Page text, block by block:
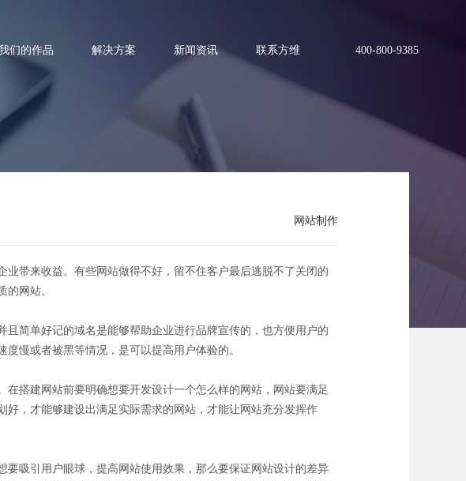
们的作品 解决方案 新闻资讯 联系方维 400-800-9385
网站制作
带来收益。有些网站做得不好，留不住客户最后逃脱不了关闭的
网站。
简单好记的域名是能够帮助企业进行品牌宣传的，也方便用户的
慢或者被黑等情况，是可以提高用户体验的。
搭建网站前要明确想要开发设计一个怎么样的网站，网站要满足
，才能够建设出满足实际需求的网站，才能让网站充分发挥作
吸引用户眼球，提高网站使用效果，那么要保证网站设计的差异